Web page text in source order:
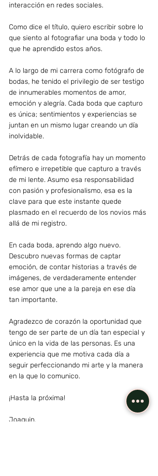
interacción en redes sociales.
Como dice el título, quiero escribir sobre lo
que siento al fotografiar una boda y todo lo
que he aprendido estos años.
A lo largo de mi carrera como fotógrafo de
bodas, he tenido el privilegio de ser testigo
de innumerables momentos de amor,
emoción y alegría. Cada boda que capturo
es única; sentimientos y experiencias se
juntan en un mismo lugar creando un día
inolvidable.
Detrás de cada fotografía hay un momento
efímero e irrepetible que capturo a través
de mi lente. Asumo esa responsabilidad
con pasión y profesionalismo, esa es la
clave para que este instante quede
plasmado en el recuerdo de los novios más
allá de mi registro.
En cada boda, aprendo algo nuevo.
Descubro nuevas formas de captar
emoción, de contar historias a través de
imágenes, de verdaderamente entender
ese amor que une a la pareja en ese día
tan importante.
Agradezco de corazón la oportunidad que
tengo de ser parte de un día tan especial y
único en la vida de las personas. Es una
experiencia que me motiva cada día a
seguir perfeccionando mi arte y la manera
en la que lo comunico.
¡Hasta la próxima!
Joaquin.